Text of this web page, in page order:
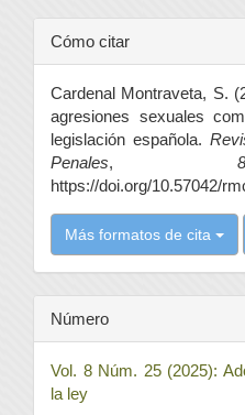
Detalles
del
artículo
Cómo citar
Cardenal Montraveta, S.
agresiones sexuales
legislación española.
Penales, 8
https://doi.org/10.57042/
Más formatos de cita
Número
Vol. 8 Núm. 25 (2025):
la ley